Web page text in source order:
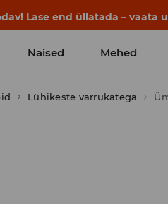
Lase end üllatada – vaata
Naised Mehed
Lühikeste varrukatega